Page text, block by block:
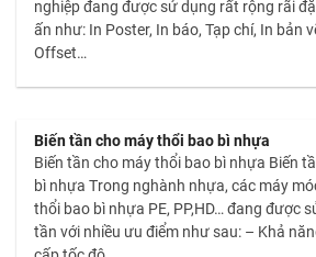
nghiệp đang được sử dụng rất rộng rãi
ấn như: In Poster, In báo, Tạp chí, In bản
Offset…
Biến tần cho máy thổi bao bì nhựa
Biến tần cho máy thổi bao bì nhựa Biến
bì nhựa Trong nghành nhựa, các máy
thổi bao bì nhựa PE, PP,HD… đang được
tần với nhiều ưu điểm như sau: – Khả